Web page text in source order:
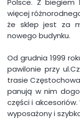
więcej
że sklep jest za
nowego budynku.
Od grudnia 1999
pawilonie przy
trasie
panują w nim
części i
wyposażony i